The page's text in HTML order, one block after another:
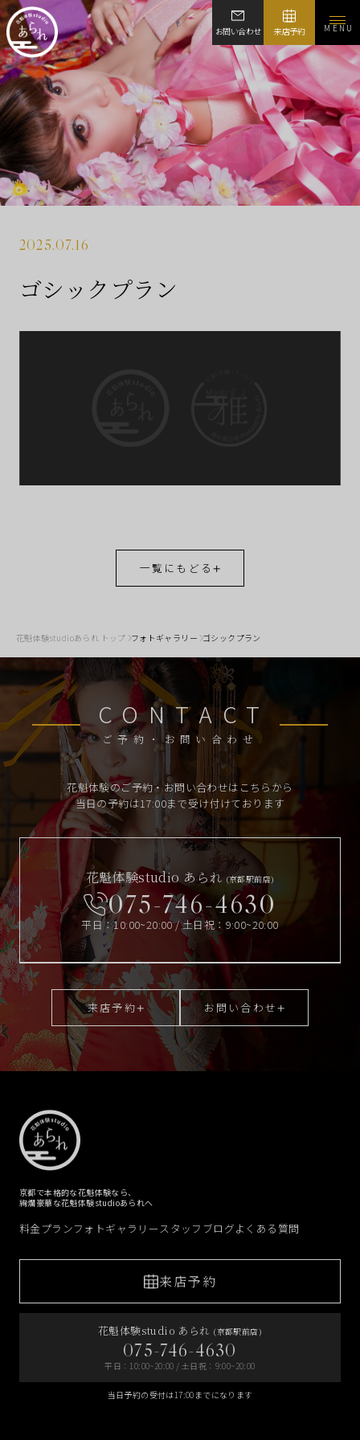
お問い合わせ 来店予約 MENU
2025.07.16
ゴシックプラン
一覧にもどる
花魁体験studioあられ トップ フォトギャラリー ゴシックプラン
CONTACT
ご予約・お問い合わせ
花魁体験のご予約・お問い合わせはこちらから
当日の予約は17:00まで受け付けております
花魁体験studio あられ (京都駅前店)
075-746-4630
平日：10:00~20:00 / 土日祝：9:00~20:00
来店予約 お問い合わせ
京都で本格的な花魁体験なら、
絢爛豪華な花魁体験studioあられへ
料金プランフォトギャラリースタッフブログよくある質問
来店予約
花魁体験studio あられ (京都駅前店)
075-746-4630
平日：10:00~20:00 / 土日祝：9:00~20:00
当日予約の受付は17:00までになります